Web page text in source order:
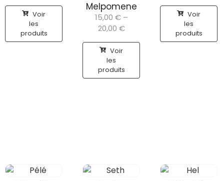
Voir
les
produits
Melpomene
15,00 € –
20,00 €
Voir
les
produits
Voir
les
produits